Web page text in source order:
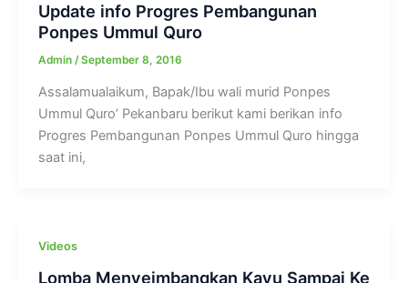
Update info Progres Pembangunan
Ponpes Ummul Quro
Admin /September 8, 2016
Assalamualaikum, Bapak/Ibu wali murid Ponpes
Ummul Quro’ Pekanbaru berikut kami berikan info
Progres Pembangunan Ponpes Ummul Quro hingga
saat ini,
Videos
Lomba Menyeimbangkan Kayu Sampai Ke